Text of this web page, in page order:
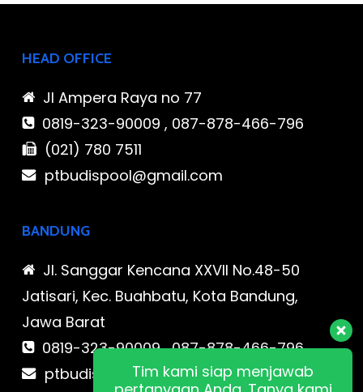
HEAD OFFICE
Jl Ampera Raya no 77
0819-323-90009 , 087-878-466-796
(021) 780 7511
ptbudispool@gmail.com
BANDUNG
Jl. Sanggar Kencana XXVII No.48-50
Jatisari, Kec. Buahbatu, Kota Bandung,
Jawa Barat
0819-323-90009 , 087-878-466-796
ptbudispool@gmail.comTim kami siap menjawab